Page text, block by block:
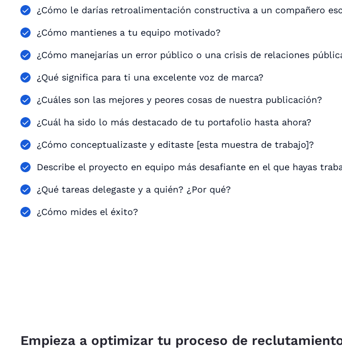
¿Cómo le darías retroalimentación constructiva a un compañero
¿Cómo mantienes a tu equipo motivado?
¿Cómo manejarías un error público o una crisis de relaciones
¿Qué significa para ti una excelente voz de marca?
¿Cuáles son las mejores y peores cosas de nuestra publicación?
¿Cuál ha sido lo más destacado de tu portafolio hasta ahora?
¿Cómo conceptualizaste y editaste [esta muestra de trabajo]?
Describe el proyecto en equipo más desafiante en el que hayas
¿Qué tareas delegaste y a quién? ¿Por qué?
¿Cómo mides el éxito?
Empieza a optimizar tu proceso de